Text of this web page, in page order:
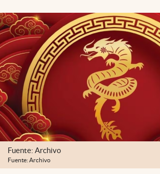
abre en nueva pestaña
México
Fuente: Archivo
Fuente: Archivo